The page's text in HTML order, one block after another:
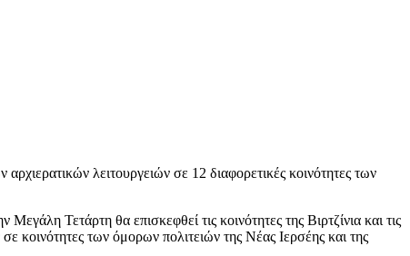
λειτουργειών σε 12 διαφορετικές κοινότητες των
Τετάρτη θα επισκεφθεί τις κοινότητες της Βιρτζίνια και τις
κοινότητες των όμορων πολιτειών της Νέας Ιερσέης και της